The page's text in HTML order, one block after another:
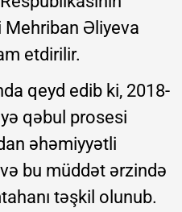
Əliyeva
etdirilir.
qeyd edib ki, 2018-
qəbul prosesi
əhəmiyyətli
bu müddət ərzində
təşkil olunub.